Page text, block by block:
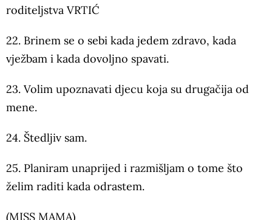
roditeljstva VRTIĆ
22. Brinem se o sebi kada jedem zdravo, kada
vježbam i kada dovoljno spavati.
23. Volim upoznavati djecu koja su drugačija od
mene.
24. Štedljiv sam.
25. Planiram unaprijed i razmišljam o tome što
želim raditi kada odrastem.
(MISS MAMA)